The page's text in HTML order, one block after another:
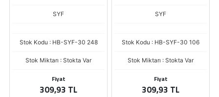
SYF
Stok Kodu : HB-SYF-30 248
Stok Miktarı : Stokta Var
Fiyat
309,93 TL
SYF
Stok Kodu : HB-SYF-30 106
Stok Miktarı : Stokta Var
Fiyat
309,93 TL